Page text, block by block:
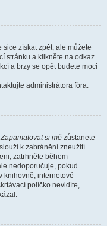
získat zpět, ale můžete
stránku a klikněte na odkaz
a brzy se opět budete moci
administrátora fóra.
Zapamatovat si mě zůstanete
k zabránění zneužití
zatrhněte během
nedoporučuje, pokud
knihovně, internetové
políčko nevidíte,